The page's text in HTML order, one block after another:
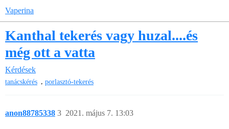
Vaperina
Kanthal tekerés vagy huzal....és
még ott a vatta
Kérdések
tanácskérés , porlasztó-tekerés
anon88785338 2021. május 7. 13:03
3